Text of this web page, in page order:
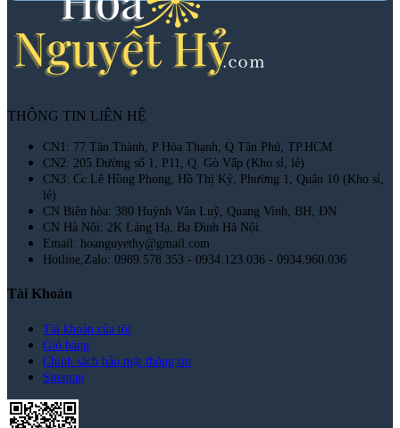
THÔNG TIN LIÊN HỆ
CN1: 77 Tân Thành, P Hòa Thạnh, Q Tân Phú, TP.HCM
CN2: 205 Đường số 1, P11, Q. Gò Vấp (Kho sỉ, lẻ)
CN3: Cc Lê Hồng Phong, Hồ Thị Kỷ, Phường 1, Quận 10 (Kho sỉ,
lẻ)
CN Biên hòa: 380 Huỳnh Văn Luỹ, Quang Vinh, BH, ĐN
CN Hà Nội: 2K Láng Hạ, Ba Đình Hà Nội.
Email: hoanguyethy@gmail.com
Hotline,Zalo: 0989.578.353 - 0934.123.036 - 0934.960.036
Tài Khoản
Tài khoản của tôi
Giỏ hàng
Chính sách bảo mật thông tin
Sitemap